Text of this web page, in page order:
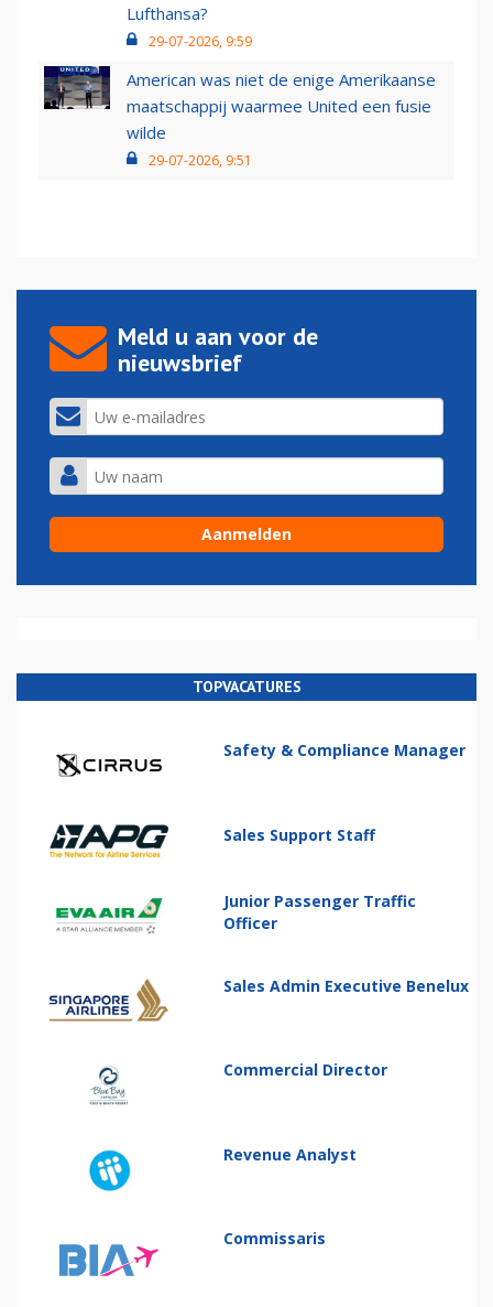
Lufthansa?
29-07-2026, 9:59
American was niet de enige Amerikaanse
maatschappij waarmee United een fusie
wilde
29-07-2026, 9:51
Meld u aan voor de
nieuwsbrief
TOPVACATURES
Safety & Compliance Manager
Sales Support Staff
Junior Passenger Traffic
Officer
Sales Admin Executive Benelux
Commercial Director
Revenue Analyst
Commissaris